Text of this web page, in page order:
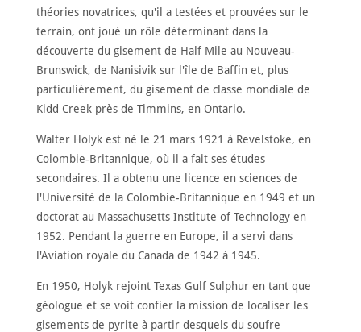
ACCUEIL
À
PROPOS
RENCONTRER
LES
MEMBRES
NOMINATION
CÉRÉMONIE
ANNUELLE
NOUVELLES
théories novatrices, qu'il a testées et prouvées sur le
terrain, ont joué un rôle déterminant dans la
découverte du gisement de Half Mile au Nouveau-
Brunswick, de Nanisivik sur l'île de Baffin et, plus
particulièrement, du gisement de classe mondiale de
Kidd Creek près de Timmins, en Ontario.
Walter Holyk est né le 21 mars 1921 à Revelstoke, en
Colombie-Britannique, où il a fait ses études
secondaires. Il a obtenu une licence en sciences de
l'Université de la Colombie-Britannique en 1949 et un
doctorat au Massachusetts Institute of Technology en
1952. Pendant la guerre en Europe, il a servi dans
l'Aviation royale du Canada de 1942 à 1945.
En 1950, Holyk rejoint Texas Gulf Sulphur en tant que
géologue et se voit confier la mission de localiser les
gisements de pyrite à partir desquels du soufre